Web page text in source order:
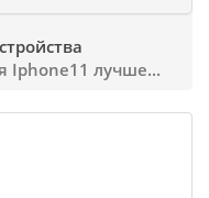
Iphone11 лучше...